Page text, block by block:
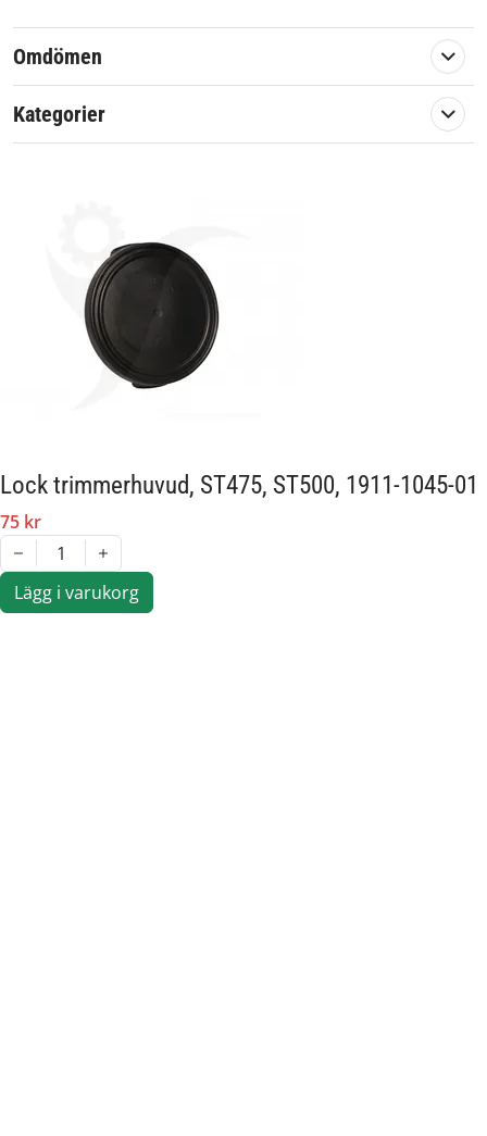
Artikelnummer:
Passar märke:
Stiga
Omdömen
Kategorier
Lock trimmerhuvud, ST475, ST500, 1911-1045-01
75 kr
1
Lägg i varukorg